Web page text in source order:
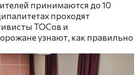
принимаются до 10
проходят
ТОСов и
узнают, как правильно